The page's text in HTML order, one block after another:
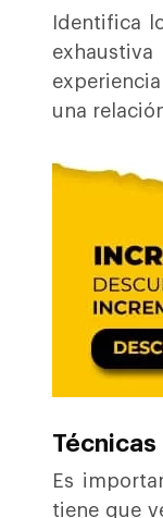
Identifica
una
Es
tiene que